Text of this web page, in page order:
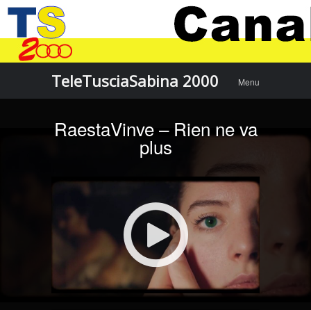
TeleTusciaSabina 2000
content
Menu
RaestaVinve – Rien ne va
plus